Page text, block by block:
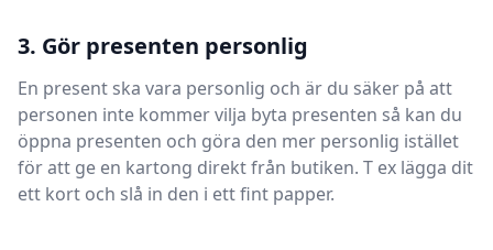
3. Gör presenten personlig
En present ska vara personlig och är du säker på att
personen inte kommer vilja byta presenten så kan du
öppna presenten och göra den mer personlig istället
för att ge en kartong direkt från butiken. T ex lägga dit
ett kort och slå in den i ett fint papper.